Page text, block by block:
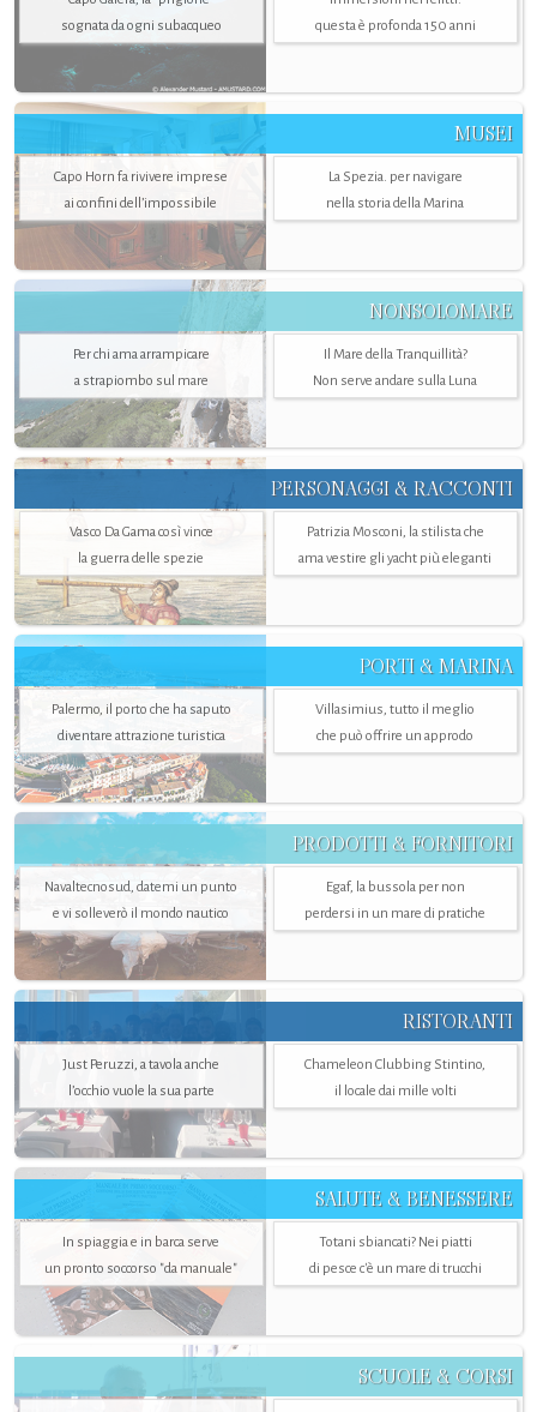
sognata da ogni subacqueo
questa è profonda 150 anni
MUSEI
Capo Horn fa rivivere imprese
ai confini dell’impossibile
La Spezia. per navigare
nella storia della Marina
NONSOLOMARE
Per chi ama arrampicare
a strapiombo sul mare
Il Mare della Tranquillità?
Non serve andare sulla Luna
PERSONAGGI & RACCONTI
Vasco Da Gama così vince
la guerra delle spezie
Patrizia Mosconi, la stilista che
ama vestire gli yacht più eleganti
PORTI & MARINA
Palermo, il porto che ha saputo
diventare attrazione turistica
Villasimius, tutto il meglio
che può offrire un approdo
PRODOTTI & FORNITORI
Navaltecnosud, datemi un punto
e vi solleverò il mondo nautico
Egaf, la bussola per non
perdersi in un mare di pratiche
RISTORANTI
Just Peruzzi, a tavola anche
l’occhio vuole la sua parte
Chameleon Clubbing Stintino,
il locale dai mille volti
SALUTE & BENESSERE
In spiaggia e in barca serve
un pronto soccorso "da manuale"
Totani sbiancati? Nei piatti
di pesce c'è un mare di trucchi
SCUOLE & CORSI